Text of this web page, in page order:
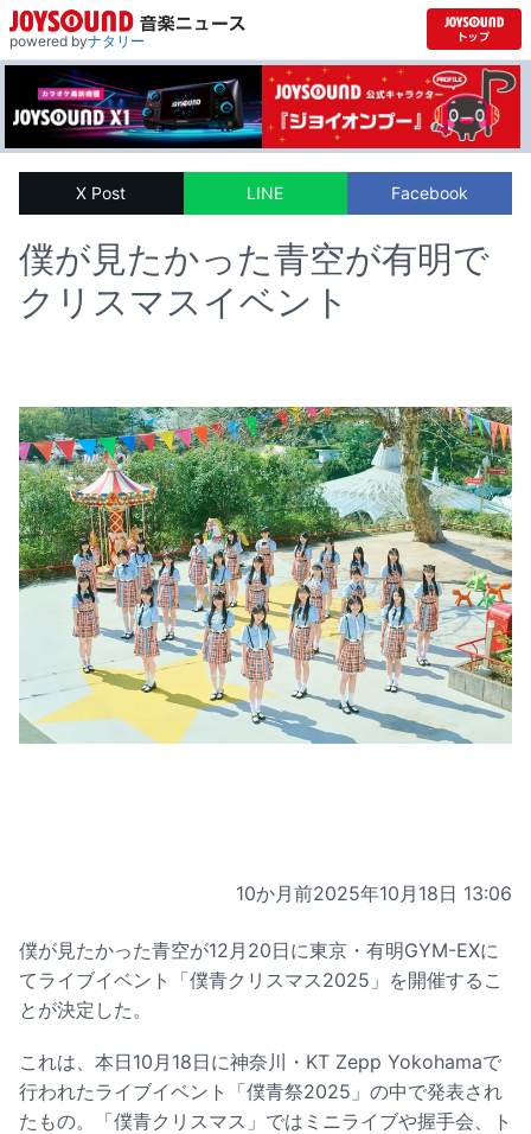
powered byナタリー
X Post LINE Facebook
僕が見たかった青空が有明で
クリスマスイベント
10か月前2025年10月18日 13:06
僕が見たかった青空が12月20日に東京・有明GYM-EXに
てライブイベント「僕青クリスマス2025」を開催するこ
とが決定した。
これは、本日10月18日に神奈川・KT Zepp Yokohamaで
行われたライブイベント「僕青祭2025」の中で発表され
たもの。「僕青クリスマス」ではミニライブや握手会、ト